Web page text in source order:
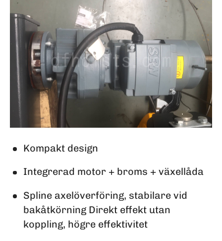
Kompakt design
Integrerad motor + broms + växellåda
Spline axelöverföring, stabilare vid
bakåtkörning Direkt effekt utan
koppling, högre effektivitet